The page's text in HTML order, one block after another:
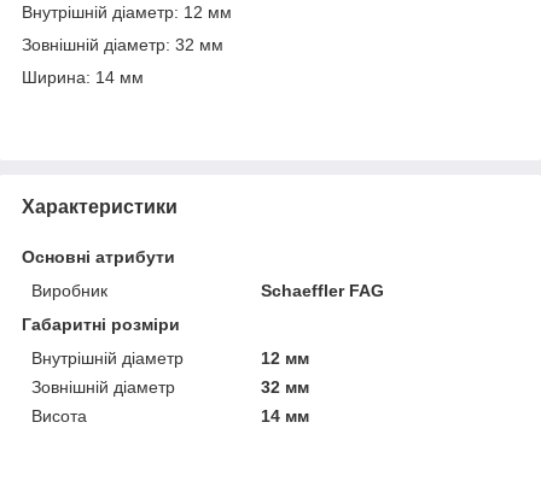
Внутрішній діаметр: 12 мм
Зовнішній діаметр: 32 мм
Ширина: 14 мм
Характеристики
Основні атрибути
Виробник
Schaeffler FAG
Габаритні розміри
Внутрішній діаметр
12 мм
Зовнішній діаметр
32 мм
Висота
14 мм